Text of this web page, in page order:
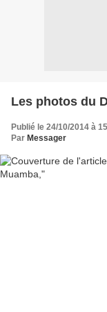
Les photos du
Publié le 24/10/2014 à
Par Messager